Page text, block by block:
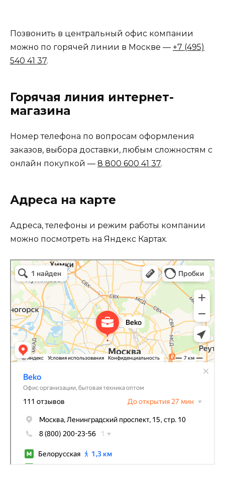
Позвонить в центральный офис компании
можно по горячей линии в Москве — +7 (495)
540 41 37.
Горячая линия интернет-
магазина
Номер телефона по вопросам оформления
заказов, выбора доставки, любым сложностям с
онлайн покупкой — 8 800 600 41 37.
Адреса на карте
Адреса, телефоны и режим работы компании
можно посмотреть на Яндекс Картах.